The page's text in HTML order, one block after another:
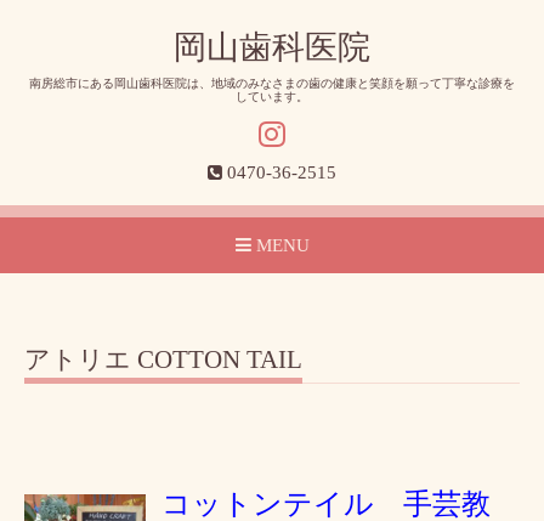
岡山歯科医院
南房総市にある岡山歯科医院は、地域のみなさまの歯の健康と笑顔を願って丁寧な診療を
しています。
0470-36-2515
MENU
アトリエ COTTON TAIL
コットンテイル 手芸教